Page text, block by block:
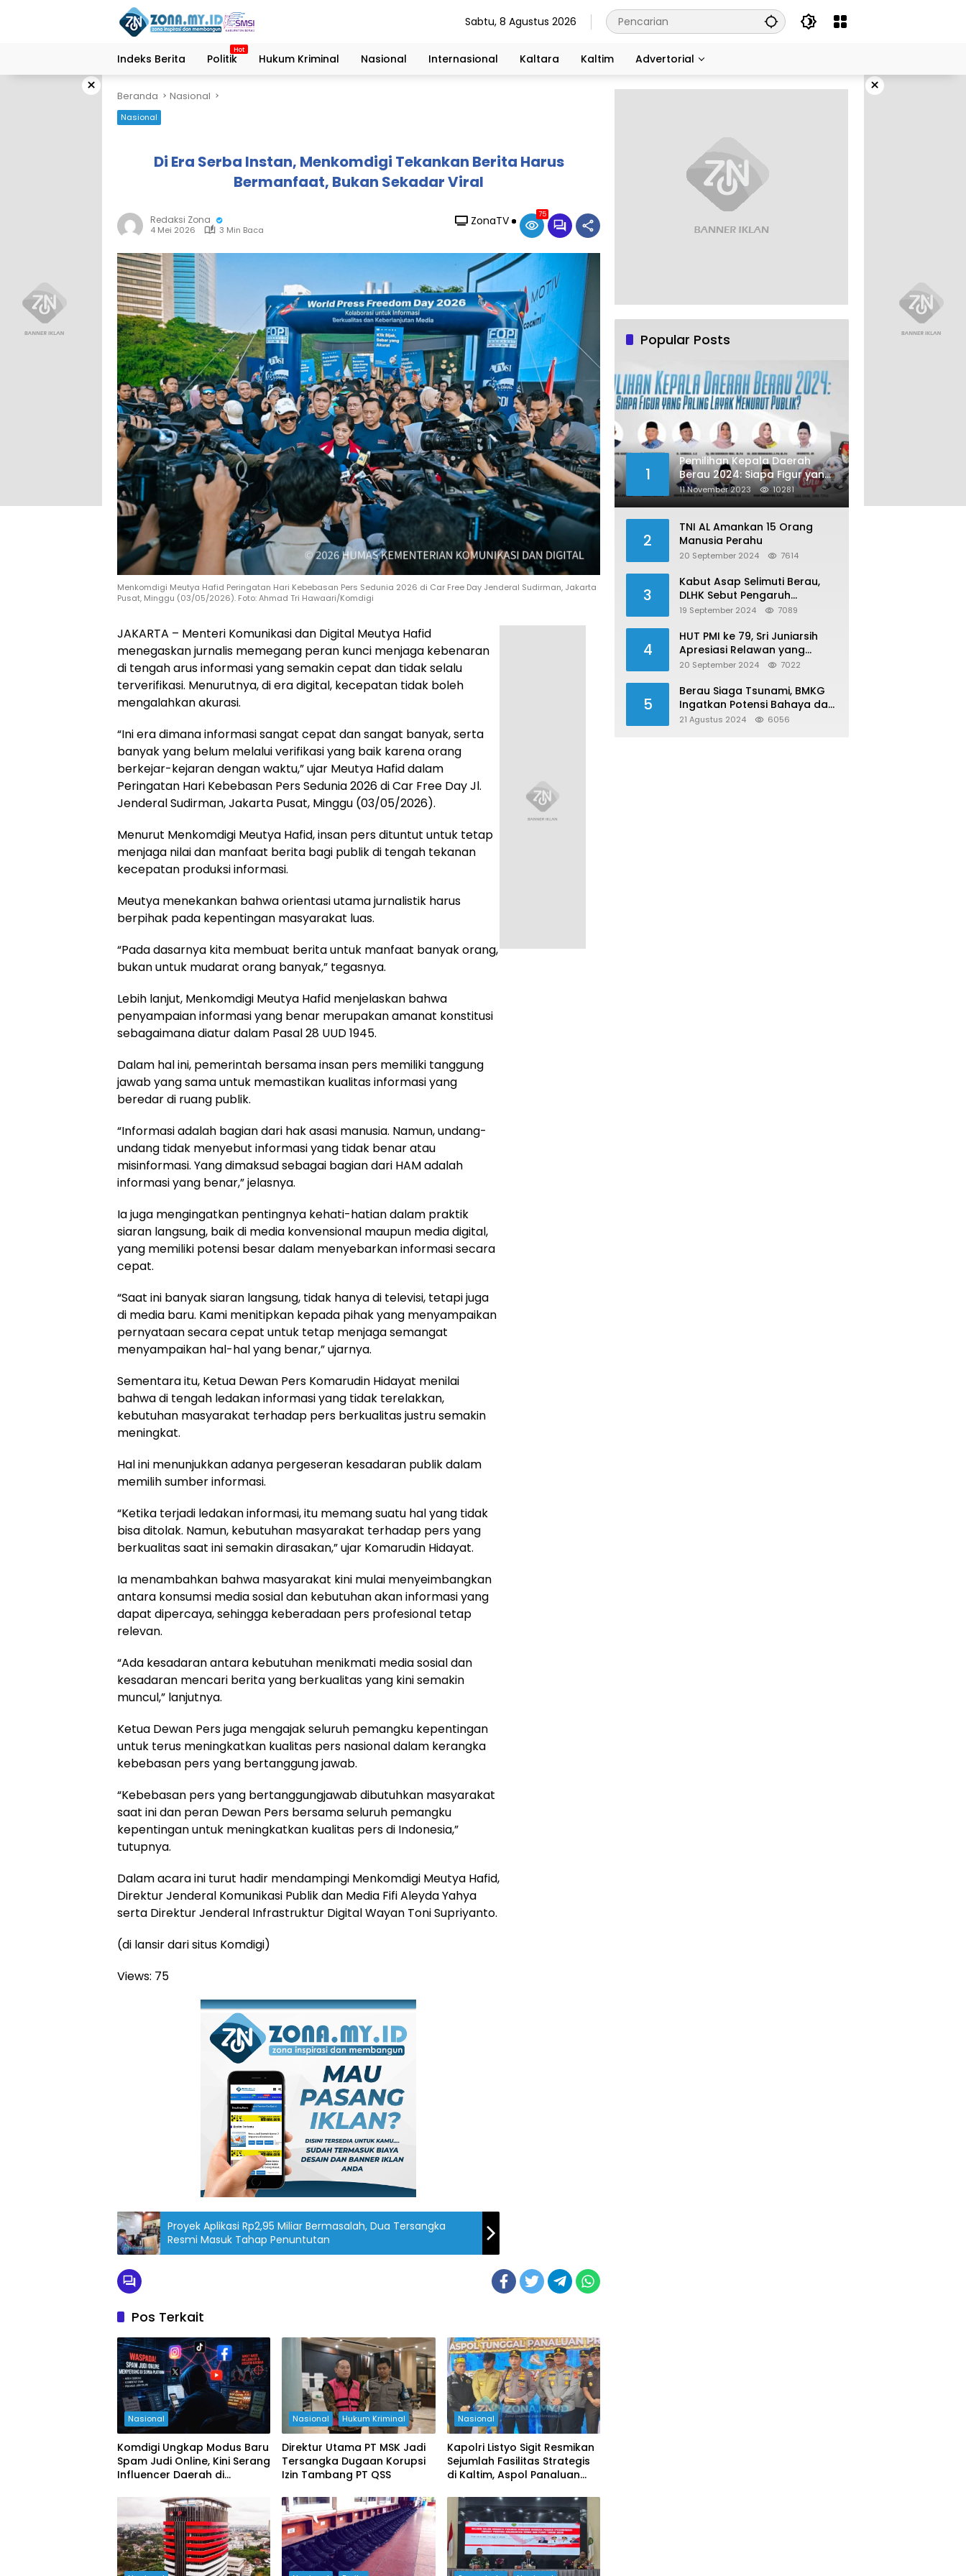
Sabtu, 8 Agustus 2026
Indeks Berita Politik Hukum Kriminal Nasional Internasional Kaltara Kaltim Advertorial
× ×
Beranda Nasional
Nasional
Di Era Serba Instan, Menkomdigi Tekankan Berita Harus
Bermanfaat, Bukan Sekadar Viral
Redaksi Zona
4 Mei 2026 3 Min Baca
ZonaTV 75
Menkomdigi Meutya Hafid Peringatan Hari Kebebasan Pers Sedunia 2026 di Car Free Day Jenderal Sudirman, Jakarta
Pusat, Minggu (03/05/2026). Foto: Ahmad Tri Hawaari/Komdigi
JAKARTA – Menteri Komunikasi dan Digital Meutya Hafid
menegaskan jurnalis memegang peran kunci menjaga kebenaran
di tengah arus informasi yang semakin cepat dan tidak selalu
terverifikasi. Menurutnya, di era digital, kecepatan tidak boleh
mengalahkan akurasi.
“Ini era dimana informasi sangat cepat dan sangat banyak, serta
banyak yang belum melalui verifikasi yang baik karena orang
berkejar-kejaran dengan waktu,” ujar Meutya Hafid dalam
Peringatan Hari Kebebasan Pers Sedunia 2026 di Car Free Day Jl.
Jenderal Sudirman, Jakarta Pusat, Minggu (03/05/2026).
Menurut Menkomdigi Meutya Hafid, insan pers dituntut untuk tetap
menjaga nilai dan manfaat berita bagi publik di tengah tekanan
kecepatan produksi informasi.
Meutya menekankan bahwa orientasi utama jurnalistik harus
berpihak pada kepentingan masyarakat luas.
“Pada dasarnya kita membuat berita untuk manfaat banyak orang,
bukan untuk mudarat orang banyak,” tegasnya.
Lebih lanjut, Menkomdigi Meutya Hafid menjelaskan bahwa
penyampaian informasi yang benar merupakan amanat konstitusi
sebagaimana diatur dalam Pasal 28 UUD 1945.
Dalam hal ini, pemerintah bersama insan pers memiliki tanggung
jawab yang sama untuk memastikan kualitas informasi yang
beredar di ruang publik.
“Informasi adalah bagian dari hak asasi manusia. Namun, undang-
undang tidak menyebut informasi yang tidak benar atau
misinformasi. Yang dimaksud sebagai bagian dari HAM adalah
informasi yang benar,” jelasnya.
Ia juga mengingatkan pentingnya kehati-hatian dalam praktik
siaran langsung, baik di media konvensional maupun media digital,
yang memiliki potensi besar dalam menyebarkan informasi secara
cepat.
“Saat ini banyak siaran langsung, tidak hanya di televisi, tetapi juga
di media baru. Kami menitipkan kepada pihak yang menyampaikan
pernyataan secara cepat untuk tetap menjaga semangat
menyampaikan hal-hal yang benar,” ujarnya.
Sementara itu, Ketua Dewan Pers Komarudin Hidayat menilai
bahwa di tengah ledakan informasi yang tidak terelakkan,
kebutuhan masyarakat terhadap pers berkualitas justru semakin
meningkat.
Hal ini menunjukkan adanya pergeseran kesadaran publik dalam
memilih sumber informasi.
“Ketika terjadi ledakan informasi, itu memang suatu hal yang tidak
bisa ditolak. Namun, kebutuhan masyarakat terhadap pers yang
berkualitas saat ini semakin dirasakan,” ujar Komarudin Hidayat.
Ia menambahkan bahwa masyarakat kini mulai menyeimbangkan
antara konsumsi media sosial dan kebutuhan akan informasi yang
dapat dipercaya, sehingga keberadaan pers profesional tetap
relevan.
“Ada kesadaran antara kebutuhan menikmati media sosial dan
kesadaran mencari berita yang berkualitas yang kini semakin
muncul,” lanjutnya.
Ketua Dewan Pers juga mengajak seluruh pemangku kepentingan
untuk terus meningkatkan kualitas pers nasional dalam kerangka
kebebasan pers yang bertanggung jawab.
“Kebebasan pers yang bertanggungjawab dibutuhkan masyarakat
saat ini dan peran Dewan Pers bersama seluruh pemangku
kepentingan untuk meningkatkan kualitas pers di Indonesia,”
tutupnya.
Dalam acara ini turut hadir mendampingi Menkomdigi Meutya Hafid,
Direktur Jenderal Komunikasi Publik dan Media Fifi Aleyda Yahya
serta Direktur Jenderal Infrastruktur Digital Wayan Toni Supriyanto.
(di lansir dari situs Komdigi)
Views: 75
Proyek Aplikasi Rp2,95 Miliar Bermasalah, Dua Tersangka
Resmi Masuk Tahap Penuntutan
Pos Terkait
Nasional
Komdigi Ungkap Modus Baru
Spam Judi Online, Kini Serang
Influencer Daerah di
Nasional Hukum Kriminal
Direktur Utama PT MSK Jadi
Tersangka Dugaan Korupsi
Izin Tambang PT QSS
Nasional
Kapolri Listyo Sigit Resmikan
Sejumlah Fasilitas Strategis
di Kaltim, Aspol Panaluan
Popular Posts
1
Pemilihan Kepala Daerah
Berau 2024: Siapa Figur yang
Paling Layak Menurut Publik?
11 November 2023 10281
2
TNI AL Amankan 15 Orang
Manusia Perahu
20 September 2024 7614
3
Kabut Asap Selimuti Berau,
DLHK Sebut Pengaruh
Karhutla
19 September 2024 7089
4
HUT PMI ke 79, Sri Juniarsih
Apresiasi Relawan yang
Konsisten Donor Darah
20 September 2024 7022
5
Berau Siaga Tsunami, BMKG
Ingatkan Potensi Bahaya dari
Megathrust Utara Sulawesi
21 Agustus 2024 6056